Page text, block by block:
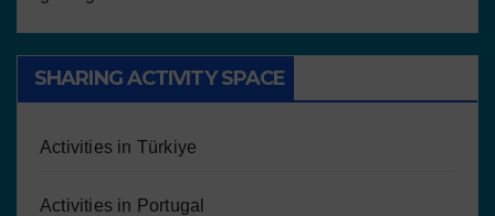
SHARING ACTIVITY SPACE
Activities in Türkiye
Activities in Portugal